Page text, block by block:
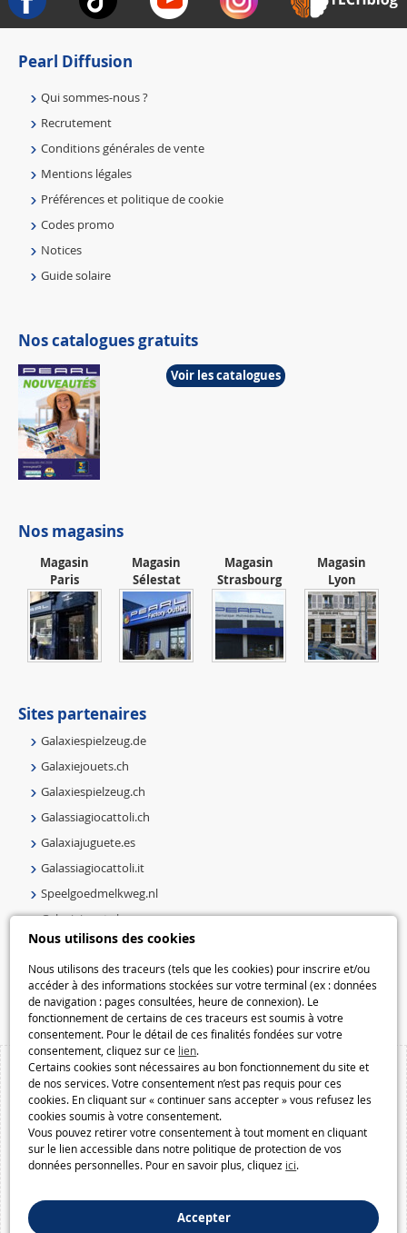
Nous utilisons des cookies
Nous utilisons des traceurs (tels que les cookies) pour inscrire et/ou
accéder à des informations stockées sur votre terminal (ex : données
de navigation : pages consultées, heure de connexion). Le
fonctionnement de certains de ces traceurs est soumis à votre
consentement. Pour le détail de ces finalités fondées sur votre
consentement, cliquez sur ce lien.
Certains cookies sont nécessaires au bon fonctionnement du site et
de nos services. Votre consentement n’est pas requis pour ces
cookies. En cliquant sur « continuer sans accepter » vous refusez les
cookies soumis à votre consentement.
Vous pouvez retirer votre consentement à tout moment en cliquant
sur le lien accessible dans notre politique de protection de vos
données personnelles. Pour en savoir plus, cliquez ici.
Accepter
Pearl Diffusion
Qui sommes-nous ?
Recrutement
Conditions générales de vente
Mentions légales
Préférences et politique de cookie
Codes promo
Notices
Guide solaire
Nos catalogues gratuits
Voir les catalogues
Nos magasins
Magasin
Paris
Magasin
Sélestat
Magasin
Strasbourg
Magasin
Lyon
Sites partenaires
Galaxiespielzeug.de
Galaxiejouets.ch
Galaxiespielzeug.ch
Galassiagiocattoli.ch
Galaxiajuguete.es
Galassiagiocattoli.it
Speelgoedmelkweg.nl
Galaxiejouets.be
Galaxiespielzeug.be
Speelgoedmelkweg.be
Macway.com